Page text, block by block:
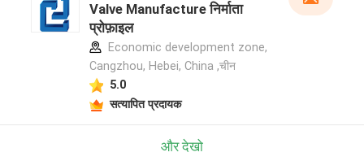
Valve Manufacture निर्माता
प्रोफ़ाइल
Economic development zone,
Cangzhou, Hebei, China ,चीन
5.0
सत्यापित प्रदायक
और देखो